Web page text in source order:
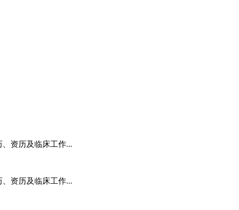
资历及临床工作...
资历及临床工作...